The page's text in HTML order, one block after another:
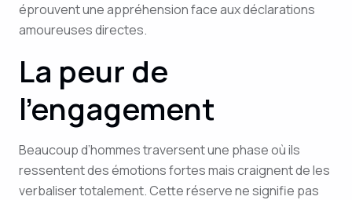
éprouvent une appréhension face aux déclarations
amoureuses directes.
La peur de
l’engagement
Beaucoup d’hommes traversent une phase où ils
ressentent des émotions fortes mais craignent de les
verbaliser totalement. Cette réserve ne signifie pas